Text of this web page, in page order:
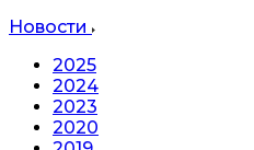
Новости
2025
2024
2023
2020